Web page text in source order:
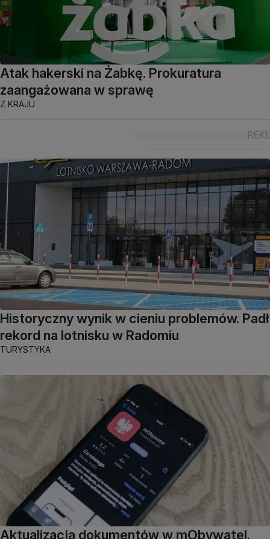
Atak hakerski na Żabkę. Prokuratura
zaangażowana w sprawę
Z KRAJU
Historyczny wynik w cieniu problemów. Padł
rekord na lotnisku w Radomiu
TURYSTYKA
Aktualizacja dokumentów w mObywatel.